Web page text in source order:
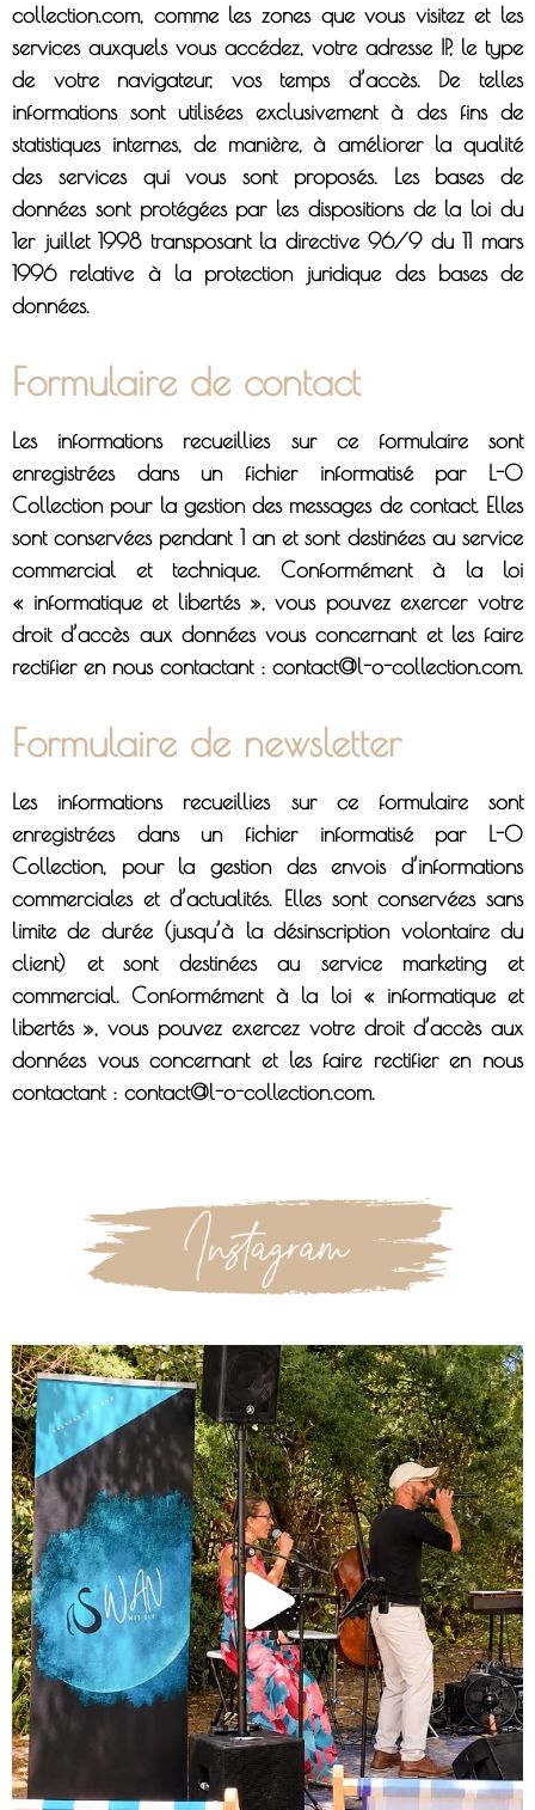
collection.com, comme les zones que vous visitez et les
services auxquels vous accédez, votre adresse IP, le type
de votre navigateur, vos temps d’accès. De telles
informations sont utilisées exclusivement à des fins de
statistiques internes, de manière, à améliorer la qualité
des services qui vous sont proposés. Les bases de
données sont protégées par les dispositions de la loi du
1er juillet 1998 transposant la directive 96/9 du 11 mars
1996 relative à la protection juridique des bases de
données.
Formulaire de contact
Les informations recueillies sur ce formulaire sont
enregistrées dans un fichier informatisé par L-O
Collection pour la gestion des messages de contact. Elles
sont conservées pendant 1 an et sont destinées au service
commercial et technique. Conformément à la loi
« informatique et libertés », vous pouvez exercer votre
droit d’accès aux données vous concernant et les faire
rectifier en nous contactant : contact@l-o-collection.com.
Formulaire de newsletter
Les informations recueillies sur ce formulaire sont
enregistrées dans un fichier informatisé par L-O
Collection, pour la gestion des envois d’informations
commerciales et d’actualités. Elles sont conservées sans
limite de durée (jusqu’à la désinscription volontaire du
client) et sont destinées au service marketing et
commercial. Conformément à la loi « informatique et
libertés », vous pouvez exercez votre droit d’accès aux
données vous concernant et les faire rectifier en nous
contactant : contact@l-o-collection.com.